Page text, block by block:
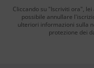
Cliccando su "Iscriviti ora",
possibile annullare
ulteriori informazioni sulla
protezione dei